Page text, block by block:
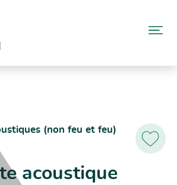
bois et métallique
Ajoutez
(non feu et feu)
acoustique